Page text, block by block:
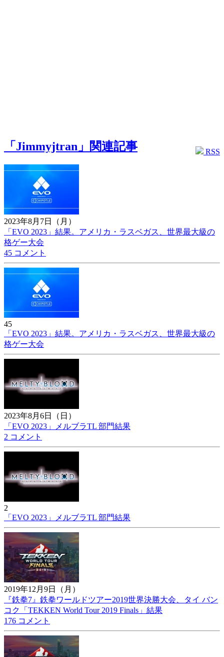
RSS
「Jimmyjtran」関連記事
2023年8月7日（月）
「EVO 2023」結果。アメリカ・ラスベガス、世界最大級の
格ゲー大会
45 コメント
45
「EVO 2023」結果。アメリカ・ラスベガス、世界最大級の
格ゲー大会
2023年8月6日（日）
「EVO 2023」メルブラTL 部門結果
2 コメント
2
「EVO 2023」メルブラTL 部門結果
2019年12月9日（月）
『鉄拳7』鉄拳ワールドツアー2019世界決勝大会、タイ バン
コク「TEKKEN World Tour 2019 Finals」結果
176 コメント